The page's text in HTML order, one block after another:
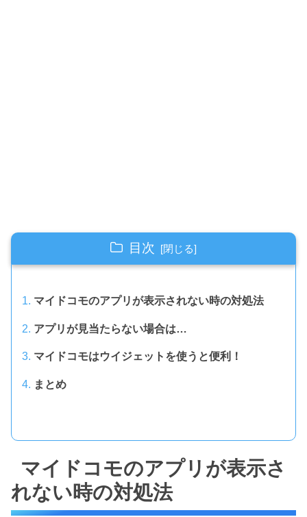
目次
マイドコモのアプリが表示されない時の対処法
アプリが見当たらない場合は…
マイドコモはウイジェットを使うと便利！
まとめ
マイドコモのアプリが表示さ
れない時の対処法